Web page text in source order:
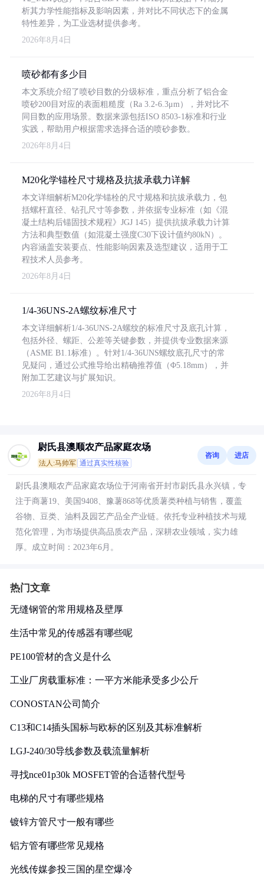
析其力学性能指标及影响因素，并对比不同状态下的金属
特性差异，为工业选材提供参考。
2026年8月4日
喷砂都有多少目
本文系统介绍了喷砂目数的分级标准，重点分析了铝合金
喷砂200目对应的表面粗糙度（Ra 3.2-6.3μm），并对比不
同目数的应用场景。数据来源包括ISO 8503-1标准和行业
实践，帮助用户根据需求选择合适的喷砂参数。
2026年8月4日
M20化学锚栓尺寸规格及抗拔承载力详解
本文详细解析M20化学锚栓的尺寸规格和抗拔承载力，包
括螺杆直径、钻孔尺寸等参数，并依据专业标准（如《混
凝土结构后锚固技术规程》JGJ 145）提供抗拔承载力计算
方法和典型数值（如混凝土强度C30下设计值约80kN）。
内容涵盖安装要点、性能影响因素及选型建议，适用于工
程技术人员参考。
2026年8月4日
1/4-36UNS-2A螺纹标准尺寸
本文详细解析1/4-36UNS-2A螺纹的标准尺寸及底孔计算，
包括外径、螺距、公差等关键参数，并提供专业数据来源
（ASME B1.1标准）。针对1/4-36UNS螺纹底孔尺寸的常
见疑问，通过公式推导给出精确推荐值（Φ5.18mm），并
附加工艺建议与扩展知识。
2026年8月4日
尉氏县澳顺农产品家庭农场
法人:马帅军 通过真实性核验
咨询 进店
尉氏县澳顺农产品家庭农场位于河南省开封市尉氏县永兴镇，专
注于商薯19、美国9408、豫薯868等优质薯类种植与销售，覆盖
谷物、豆类、油料及园艺产品全产业链。依托专业种植技术与规
范化管理，为市场提供高品质农产品，深耕农业领域，实力雄
厚。成立时间：2023年6月。
热门文章
无缝钢管的常用规格及壁厚
生活中常见的传感器有哪些呢
PE100管材的含义是什么
工业厂房载重标准：一平方米能承受多少公斤
CONOSTAN公司简介
C13和C14插头国标与欧标的区别及其标准解析
LGJ-240/30导线参数及载流量解析
寻找nce01p30k MOSFET管的合适替代型号
电梯的尺寸有哪些规格
镀锌方管尺寸一般有哪些
铝方管有哪些常见规格
光线传媒参投三国的星空爆冷